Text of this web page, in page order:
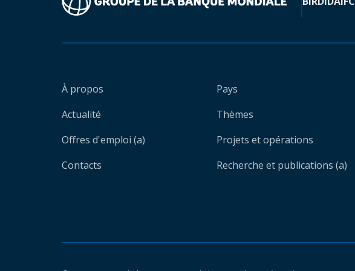
À propos
Actualité
Offres d'emploi (a)
Contacts
Pays
Thèmes
Projets et opérations
Recherche et publications (a)